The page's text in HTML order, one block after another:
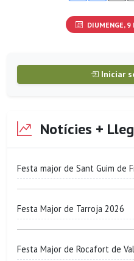
DIUMENGE,
Iniciar
Notícies +
Festa major de Sant Guim de
Festa Major de Tarroja 2026
Festa Major de Rocafort de